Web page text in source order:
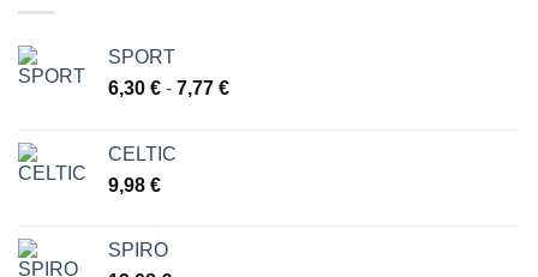
SPORT
6,30 € - 7,77 €Rango
CELTIC
9,98 €
SPIRO